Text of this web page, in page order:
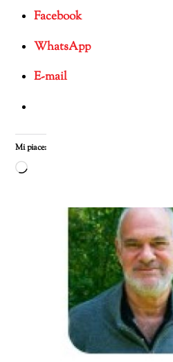
Facebook
WhatsApp
E-mail
Mi piace:
Caricamento